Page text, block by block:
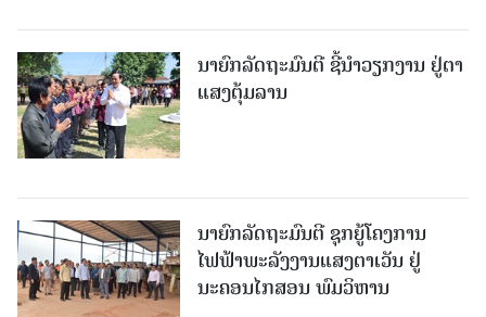
ນາຍົກລັດຖະມົນຕີ ຊີ້ນຳວຽກງານ ຢູ່ຕາ
ແສງຕຸ້ມລານ
ນາຍົກລັດຖະມົນຕີ ຊຸກຍູ້ໂຄງການ
ໄຟຟ້າພະລັງງານແສງຕາເວັນ ຢູ່
ນະຄອນໄກສອນ ພົມວິຫານ